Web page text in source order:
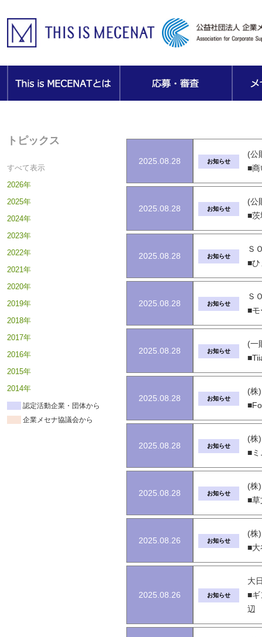
トピックス
すべて表示
2026年
2025年
2024年
2023年
2022年
2021年
2020年
2019年
2018年
2017年
2016年
2015年
2014年
認定活動企業・団体から
企業メセナ協議会から
2025.08.28 お知らせ
(公
■商
2025.08.28 お知らせ
(公
■茨
2025.08.28 お知らせ
Ｓ
■ひ
2025.08.28 お知らせ
Ｓ
■モ
2025.08.28 お知らせ
(一
2025.08.28 お知らせ
(株
2025.08.28 お知らせ
(株
■
2025.08.28 お知らせ
(株
■
2025.08.26 お知らせ
(株
■大
2025.08.26 お知らせ
大
■ギ
辺